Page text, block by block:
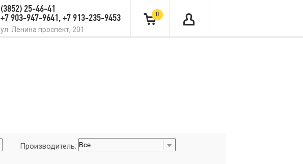
(3852) 25-46-41
+7 903-947-9641, +7 913-235-9453
ул. Ленина проспект, 201
0
Производитель: